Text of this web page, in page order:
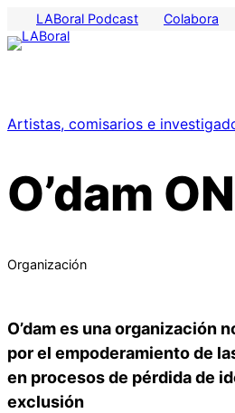
LABoral Podcast Colabora
Artistas, comisarios e
O’dam
Organización
O’dam es una organización
por el empoderamiento de
en procesos de pérdida de
exclusión